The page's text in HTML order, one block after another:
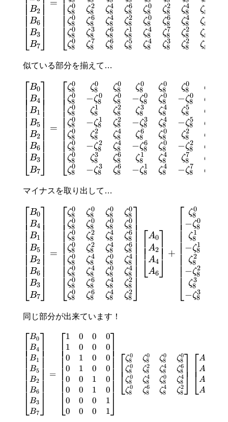
⎣
⎢⎢⎢⎢⎢ B2
B6
B3
B7⎦⎥⎥⎥⎥⎥ =
⎣
⎢⎢⎢⎢⎢ ζ8
0
ζ8
0
ζ8
0
ζ8
0
ζ8
2
ζ8
6
ζ8
3
ζ8
7
ζ8
4
ζ8
4
ζ8
6
ζ8
6
ζ8
6
ζ8
2
ζ8
1
ζ8
5
ζ8
0
ζ8
0
ζ8
4
ζ8
4
ζ8
2
ζ8
6
ζ8
7
ζ8
3
ζ8
4
ζ8
4
ζ8
2
ζ8
2
ζ8
ζ8
ζ8
ζ8
似ている部分を揃えて…
⎣
⎢⎢⎢⎢⎢⎢⎢⎢⎢⎢⎢⎡B0
B4
B1
B5
B2
B6
B3
B7⎦⎥⎥⎥⎥⎥⎥⎥⎥⎥⎥⎥
⎤
=
⎣
⎢⎢⎢⎢⎢⎢⎢⎢⎢⎢⎢⎡ζ8
0
ζ8
0
ζ8
0
ζ8
0
ζ8
0
ζ8
0
ζ8
0
ζ8
0
ζ8
0
−ζ8
0
ζ8
1
−ζ8
1
ζ8
2
−ζ8
2
ζ8
3
−ζ8
3
ζ8
0
ζ8
0
ζ8
2
ζ8
2
ζ8
4
ζ8
4
ζ8
6
ζ8
6
ζ8
0
−ζ8
0
ζ8
3
−ζ8
3
ζ8
6
−ζ8
6
ζ8
1
−ζ8
1
ζ8
0
ζ8
0
ζ8
4
ζ8
4
ζ8
0
ζ8
0
ζ8
4
ζ8
4
ζ8
0
−ζ8
0
ζ8
5
−ζ8
5
ζ8
2
−ζ8
2
ζ8
7
−ζ8
7
ζ
ζ
ζ
ζ
ζ
ζ
ζ
ζ
マイナスを取り出して…
⎣
⎢⎢⎢⎢⎢⎢⎢⎢⎢⎢⎢⎡B0
B4
B1
B5
B2
B6
B3
B7⎦⎥⎥⎥⎥⎥⎥⎥⎥⎥⎥⎥
⎤
=
⎣
⎢⎢⎢⎢⎢⎢⎢⎢⎢⎢⎢⎡ζ8
0
ζ8
0
ζ8
0
ζ8
0
ζ8
0
ζ8
0
ζ8
0
ζ8
0
ζ8
0
ζ8
0
ζ8
2
ζ8
2
ζ8
4
ζ8
4
ζ8
6
ζ8
6
ζ8
0
ζ8
0
ζ8
4
ζ8
4
ζ8
0
ζ8
0
ζ8
4
ζ8
4
ζ8
0
ζ8
0
ζ8
6
ζ8
6
ζ8
4
ζ8
4
ζ8
2
ζ8
2⎦⎥⎥⎥⎥⎥⎥⎥⎥⎥⎥⎥
⎤
⎣
⎢⎢⎢⎡A0
A2
A4
A6⎦⎥⎥⎥
⎤ +
⎣
⎢⎢⎢⎢⎢⎢⎢⎢⎢⎢⎢⎡ ζ8
0
−ζ8
0
ζ8
1
−ζ8
1
ζ8
2
−ζ8
2
ζ8
3
−ζ8
3
同じ部分が出来ています！
⎣
⎢⎢⎢⎢⎢⎢⎢⎢⎢⎡B0
B4
B1
B5
B2
B6
B3
B7⎦⎥⎥⎥⎥⎥⎥⎥⎥⎥
⎤
=
⎣
⎢⎢⎢⎢⎢⎢⎢⎢⎢⎡1
1
0
0
0
0
0
0
0
0
1
1
0
0
0
0
0
0
0
0
1
1
0
0
0
0
0
0
0
0
1
1⎦⎥⎥⎥⎥⎥⎥⎥⎥⎥
⎤
⎣
⎢⎢⎡ζ8
0
ζ8
0
ζ8
0
ζ8
0
ζ8
0
ζ8
2
ζ8
4
ζ8
6
ζ8
0
ζ8
4
ζ8
0
ζ8
4
ζ8
0
ζ8
6
ζ8
4
ζ8
2⎦⎥⎥
⎤
⎣
⎢
⎢
⎡A
A
A
A